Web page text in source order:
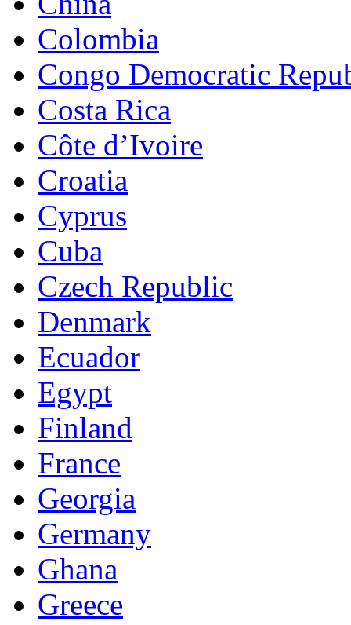
Colombia
Congo Democratic
Costa Rica
Côte d’Ivoire
Croatia
Cyprus
Cuba
Czech Republic
Denmark
Ecuador
Egypt
Finland
France
Georgia
Germany
Ghana
Greece